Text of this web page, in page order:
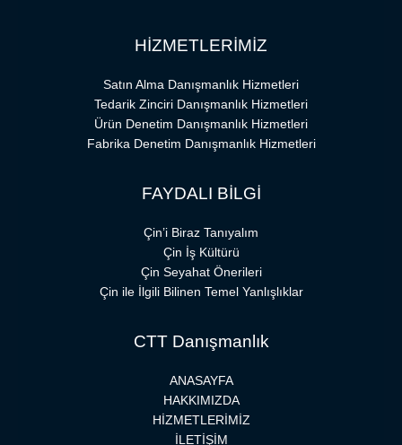
HİZMETLERİMİZ
Satın Alma Danışmanlık Hizmetleri
Tedarik Zinciri Danışmanlık Hizmetleri
Ürün Denetim Danışmanlık Hizmetleri
Fabrika Denetim Danışmanlık Hizmetleri
FAYDALI BİLGİ
Çin’i Biraz Tanıyalım
Çin İş Kültürü
Çin Seyahat Önerileri
Çin ile İlgili Bilinen Temel Yanlışlıklar
CTT Danışmanlık
ANASAYFA
HAKKIMIZDA
HİZMETLERİMİZ
İLETİŞİM